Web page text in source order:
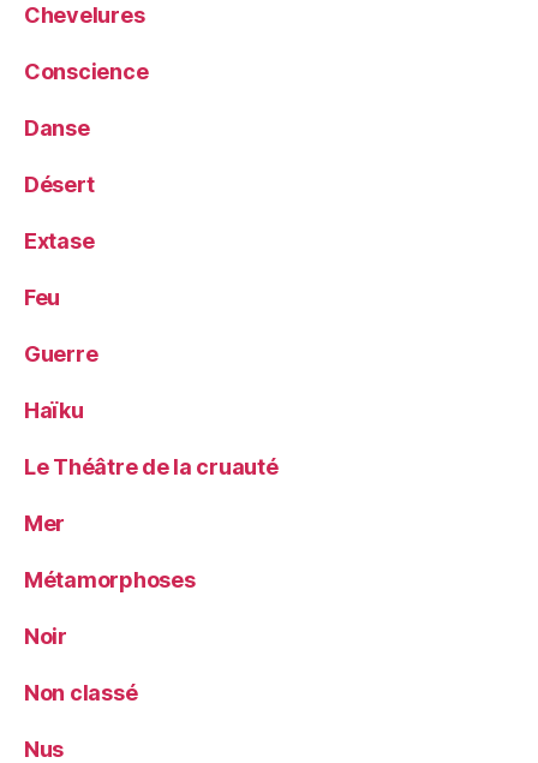
Chevelures
Conscience
Danse
Désert
Extase
Feu
Guerre
Haïku
Le Théâtre de la cruauté
Mer
Métamorphoses
Noir
Non classé
Nus